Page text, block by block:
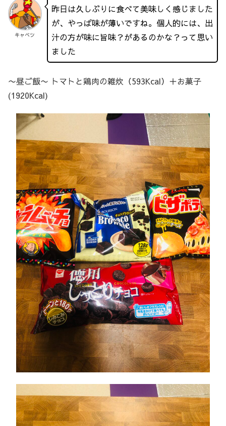
キャベツ
昨日は久しぶりに食べて美味しく感じました
が、やっぱ味が薄いですね。個人的には、出
汁の方が味に旨味？があるのかな？って思い
ました
〜昼ご飯〜 トマトと鶏肉の雑炊（593Kcal）＋お菓子
(1920Kcal)